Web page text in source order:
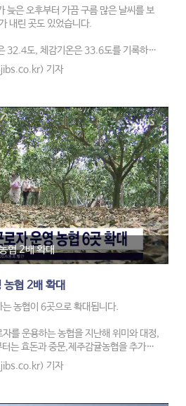
늦은 오후부터 가끔 구름 많은 날씨를 보
내린 곳도 있었습니다.
32.4도, 체감기온은 33.6도를 기록하는
니다.
됐습니다.
밤 사이 산지와 한라산 남쪽 지역을 중심
, 당분간 낮 기온이 올라 무더운 날씨가 이
25도에서 26도, 낮 최고기온은 30도에
로 에상됩니다.
북부 앞바다에 풍랑예비특보가 발효된
함께 최고 5.5m의 높은 물결이 일겠습
한 주의가 요구됩니다.
거나 흐린 날씨를 보이는 가운데 낮 최고
34도의 기온을 보이겠습니다.
징과, 인도 뉴델리는 비가 내리겠습니다.
기자
협 2배 확대
공공형 계절근로자 운영 농협 2배 확대
농협이 6곳으로 확대됩니다.
를 운용하는 농협을 지난해 위미와 대정,
는 효돈과 중문,제주감귤농협을 추가해
했습니다.기자